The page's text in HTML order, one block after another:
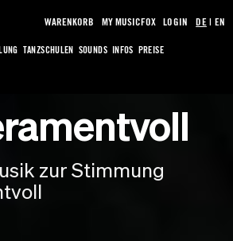
TANZSCHULEN SOUNDS INFOS PREISE
WARENKORB MY MUSICFOX LOGIN DE| EN
zur Stimmung